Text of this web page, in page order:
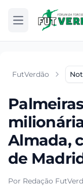
Abrir menu
FutVerdão
Almada,
de
Por Redação